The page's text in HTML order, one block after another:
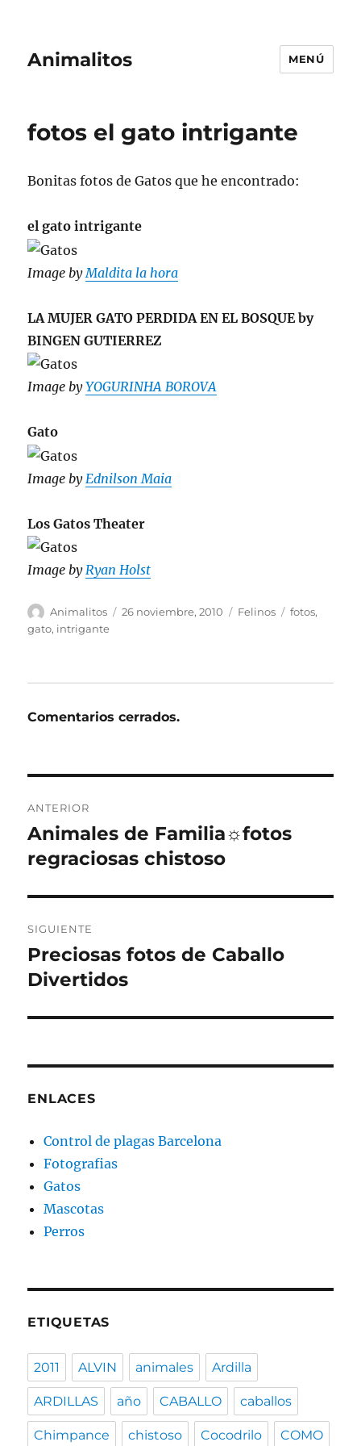
Animalitos MENÚ
fotos el gato intrigante
Bonitas fotos de Gatos que he encontrado:
el gato intrigante
Image by Maldita la hora
LA MUJER GATO PERDIDA EN EL BOSQUE by
BINGEN GUTIERREZ
Image byYOGURINHA BOROVA
Gato
Image by Ednilson Maia
Los Gatos Theater
Image byRyan Holst
Autor
Animalitos
Publicado
26 noviembre, 2010 Categorías
Felinos Etiquetas
fotos,
gato, intrigante
Comentarios cerrados.
de
entradas
ANTERIOR
Entrada
anterior:
Animales de Familia☼fotos
regraciosas chistoso
SIGUIENTE
Entrada
siguiente:
Preciosas fotos de Caballo
Divertidos
ENLACES
Control de plagas Barcelona
Fotografias
Gatos
Mascotas
Perros
ETIQUETAS
2011 ALVIN animales Ardilla
ARDILLAS año CABALLO caballos
Chimpance chistoso Cocodrilo COMO